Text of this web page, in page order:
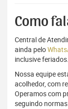
Como
Central de
ainda pelo
inclusive feriados.
Nossa equipe
acolhedor, com
Operamos com
seguindo